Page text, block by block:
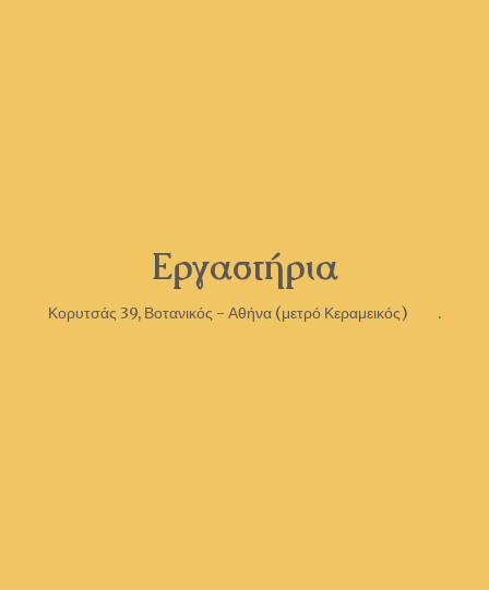
Εργαστήρια
Κορυτσάς 39, Βοτανικός - Αθήνα (μετρό Κεραμεικός) .